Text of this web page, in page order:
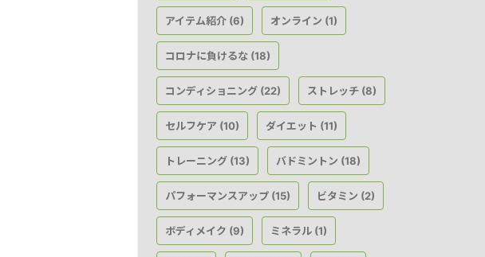
アイテム紹介 (6) オンライン (1)
コロナに負けるな (18)
コンディショニング (22) ストレッチ (8)
セルフケア (10) ダイエット (11)
トレーニング (13) バドミントン (18)
パフォーマンスアップ (15) ビタミン (2)
ボディメイク (9) ミネラル (1)